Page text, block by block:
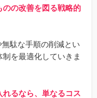
のの改善を図る戦略的
駄な手順の削減とい
を最適化していきま
るなら、単なるコス